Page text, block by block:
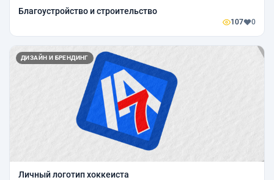
Благоустройство и строительство
107 0
ДИЗАЙН И БРЕНДИНГ
Личный логотип хоккеиста